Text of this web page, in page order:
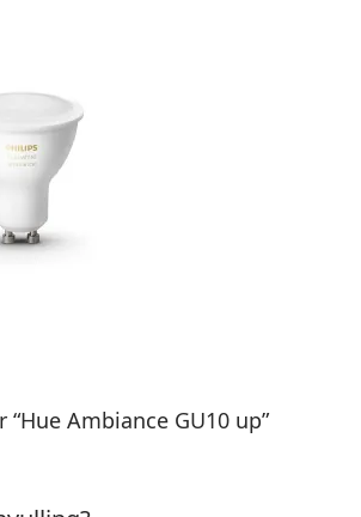
Ambiance GU10 up”